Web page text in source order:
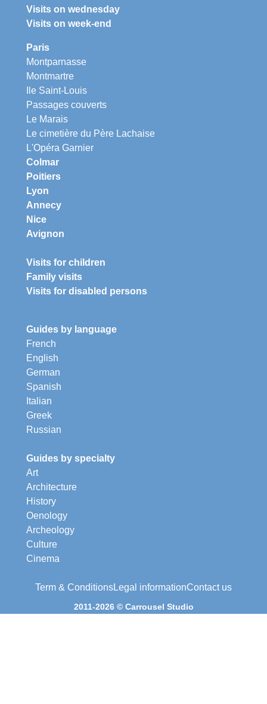
Visits on wednesday
Visits on week-end
Paris
Montparnasse
Montmartre
Ile Saint-Louis
Passages couverts
Le Marais
Le cimetière du Père Lachaise
L'Opéra Garnier
Colmar
Poitiers
Lyon
Annecy
Nice
Avignon
Visits for children
Family visits
Visits for disabled persons
Guides by language
French
English
German
Spanish
Italian
Greek
Russian
Guides by specialty
Art
Architecture
History
Oenology
Archeology
Culture
Cinema
Term & ConditionsLegal informationContact us
2011-2026 © Carrousel Studio